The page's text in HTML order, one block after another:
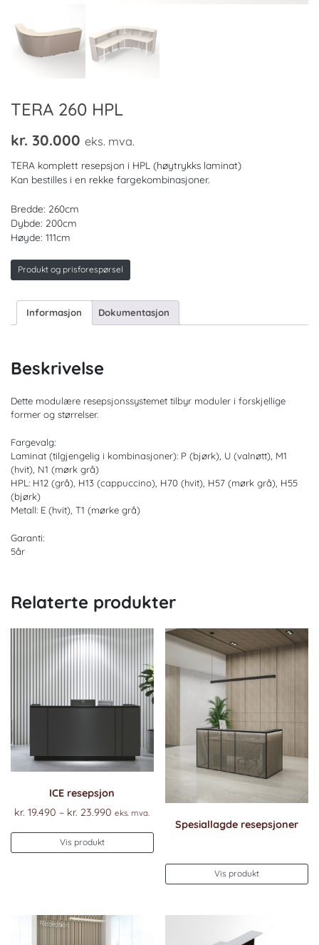
TERA 260 HPL
kr. 30.000 eks. mva.
TERA komplett resepsjon i HPL (høytrykks laminat)
Kan bestilles i en rekke fargekombinasjoner.
Bredde: 260cm
Dybde: 200cm
Høyde: 111cm
Produkt og prisforespørsel
Informasjon Dokumentasjon
Beskrivelse
Dette modulære resepsjonssystemet tilbyr moduler i forskjellige
former og størrelser.
Fargevalg:
Laminat (tilgjengelig i kombinasjoner): P (bjørk), U (valnøtt), M1
(hvit), N1 (mørk grå)
HPL: H12 (grå), H13 (cappuccino), H70 (hvit), H57 (mørk grå), H55
(bjørk)
Metall: E (hvit), T1 (mørke grå)
Garanti:
5år
Relaterte produkter
ICE resepsjon
kr. 19.490 – kr. 23.990 Prisområde:
kr. 23.990
eks. mva.
Vis produkt
Dette
produktet
har
flere
Spesiallagde resepsjoner
Vis produkt